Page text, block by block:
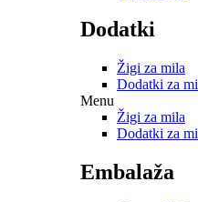
Dodatki
Žigi za mila
Dodatki za
Menu
Žigi za mila
Dodatki za
Embalaža